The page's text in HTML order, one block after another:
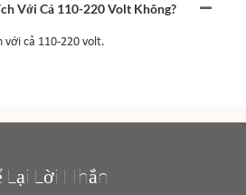
Với Cả 110-220 Volt Không?
với cả 110-220 volt.
Lời Nhắn